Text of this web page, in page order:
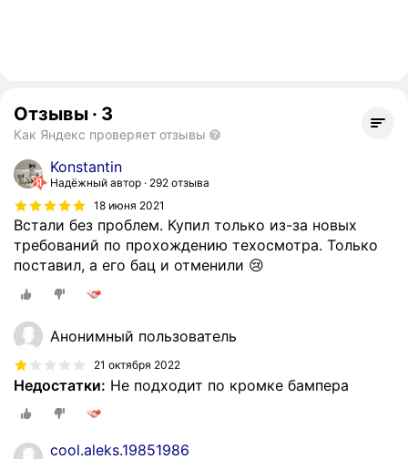
Отзывы · 3
Как Яндекс проверяет отзывы
Konstantin
Надёжный автор
292 отзыва
18 июня 2021
Встали без проблем. Купил только из-за новых
требований по прохождению техосмотра. Только
поставил, а его бац и отменили 😢
Анонимный пользователь
21 октября 2022
Недостатки: Не подходит по кромке бампера
cool.aleks.19851986